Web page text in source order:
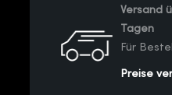
Versand
Tagen
Für
Preise